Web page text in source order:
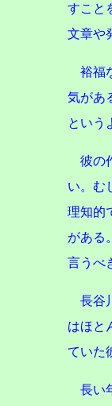
すこと
文章や
裕福
気があ
という
彼の
い。む
理知的
がある
言うべ
長谷
はほと
ていた
長い